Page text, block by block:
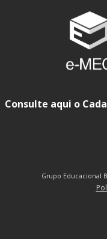
Consulte aqui o
Grupo Educacional